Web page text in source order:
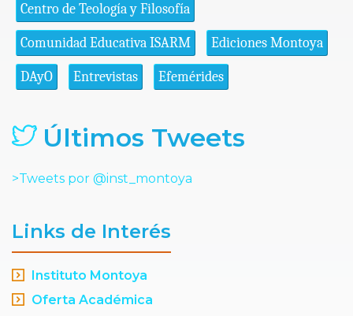
Centro de Teología y Filosofía
Comunidad Educativa ISARM Ediciones Montoya
DAyO Entrevistas Efemérides
Últimos Tweets
>Tweets por @inst_montoya
Links de Interés
Instituto Montoya
Oferta Académica